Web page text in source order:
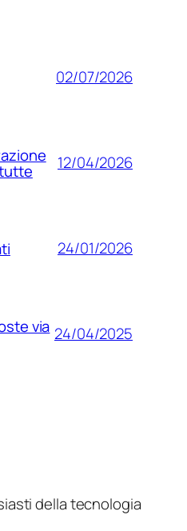
02/07/2026
12/04/2026
24/01/2026
via 24/04/2025
della tecnologia